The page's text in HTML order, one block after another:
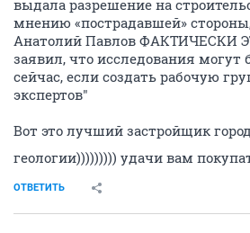
выдала разрешение на
мнению «пострадавшей»
Анатолий Павлов ФАКТИЧЕСКИ
заявил, что исследования могут
сейчас, если создать рабочую
экспертов"
Вот это лучший застройщик
геологии))))))))) удачи вам
ОТВЕТИТЬ